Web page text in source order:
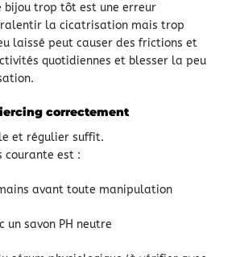
bijou trop tôt est une erreur
la cicatrisation mais trop
laissé peut causer des frictions et
quotidiennes et blesser la peu
correctement
et régulier suffit.
courante est :
avant toute manipulation
un savon PH neutre